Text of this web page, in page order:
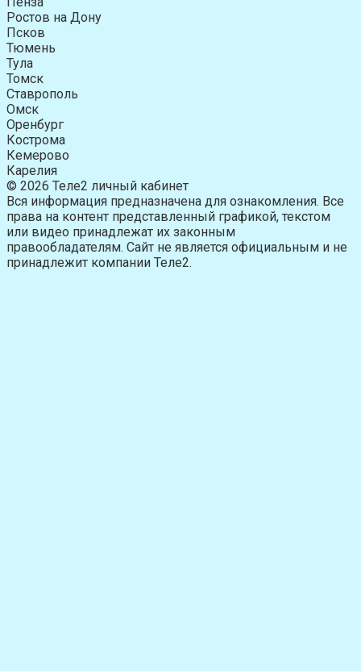
Ростов на Дону
Псков
Тюмень
Тула
Томск
Ставрополь
Омск
Оренбург
Кострома
Кемерово
Карелия
© 2026 Теле2 личный кабинет
Вся информация предназначена для ознакомления. Все
права на контент представленный графикой, текстом
или видео принадлежат их законным
правообладателям. Сайт не является официальным и не
принадлежит компании Теле2.